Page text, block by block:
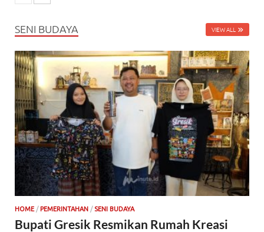
SENI BUDAYA VIEW ALL
HOME / PEMERINTAHAN / SENI BUDAYA
Bupati Gresik Resmikan Rumah Kreasi